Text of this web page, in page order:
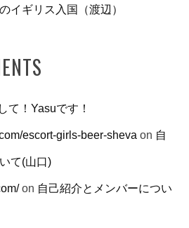
イギリス入国（渡辺）
て！Yasuです！
escort-girls-beer-sheva on 自
て(山口)
on 自己紹介とメンバーについ